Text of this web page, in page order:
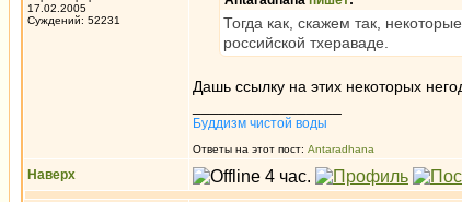
17.02.2005
Суждений: 52231
Тогда как, скажем так,
российской тхераваде.
Дашь ссылку на этих некоторых
Буддизм чистой воды
Ответы на этот пост: Antaradhana
Наверх